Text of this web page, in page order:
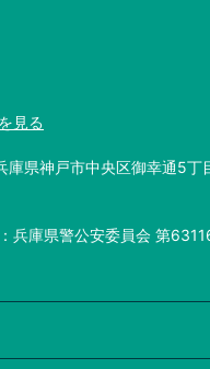
見る
県神戸市中央区御幸通5丁
兵庫県警公安委員会 第